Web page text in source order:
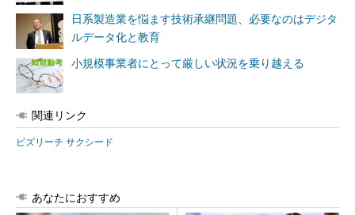
日系製造業を悩ます技術承継問題、必要なのはデジタ
ルデータ化と教育
小規模事業者にとって厳しい状況を乗り越える
関連リンク
ビズリーチ サクシード
あなたにおすすめ